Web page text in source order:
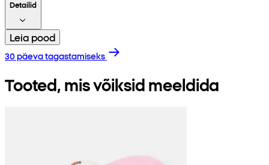
Detailid
Leia pood
30 päeva tagastamiseks
Tooted, mis võiksid meeldida